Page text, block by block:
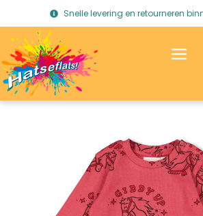
Snelle levering en retourneren